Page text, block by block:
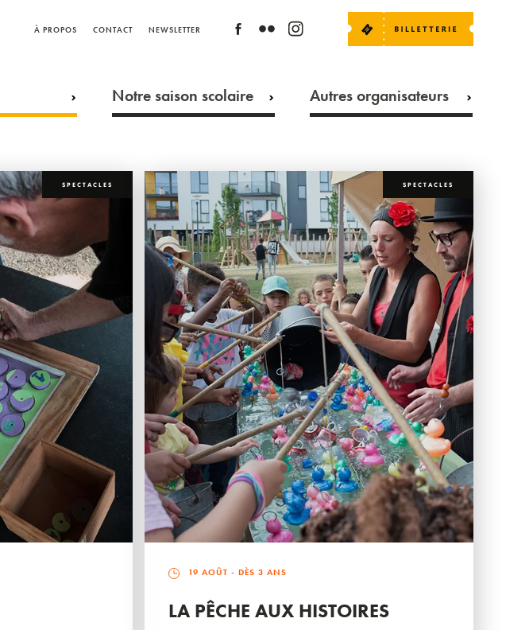
À PROPOS CONTACT NEWSLETTER
Notre saison scolaire Autres organisateurs
SPECTACLES SPECTACLES
19 AOÛT - DÈS 3 ANS
LA PÊCHE AUX HISTOIRES